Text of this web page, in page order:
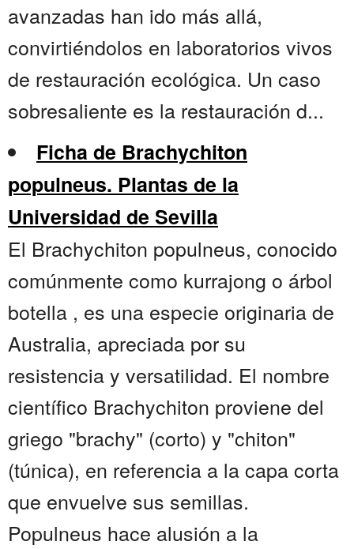
avanzadas han ido más allá,
convirtiéndolos en laboratorios vivos
de restauración ecológica. Un caso
sobresaliente es la restauración d...
Ficha de Brachychiton
populneus. Plantas de la
Universidad de Sevilla
El Brachychiton populneus, conocido
comúnmente como kurrajong o árbol
botella , es una especie originaria de
Australia, apreciada por su
resistencia y versatilidad. El nombre
científico Brachychiton proviene del
griego "brachy" (corto) y "chiton"
(túnica), en referencia a la capa corta
que envuelve sus semillas.
Populneus hace alusión a la